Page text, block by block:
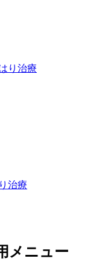
治療
メニュー